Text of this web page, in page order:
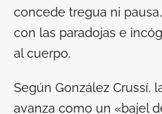
concede tregua ni
con las paradojas e
al cuerpo.
Según González Crussí,
avanza como un «bajel